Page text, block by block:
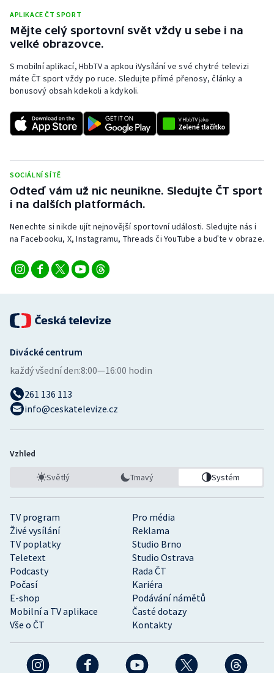
Rychlobruslení
Rychlostní kanoistika
Short track
Stolní tenis
Triatlon
Veslování
Vodní slalom
Ostatní
APLIKACE ČT SPORT
Mějte celý sportovní svět vždy u sebe i na
velké obrazovce.
S mobilní aplikací, HbbTV a apkou iVysílání ve své chytré televizi
máte ČT sport vždy po ruce. Sledujte přímé přenosy, články a
bonusový obsah kdekoli a kdykoli.
SOCIÁLNÍ SÍTĚ
Odteď vám už nic neunikne. Sledujte ČT sport
i na dalších platformách.
Nenechte si nikde ujít nejnovější sportovní události. Sledujte nás i
na Facebooku, X, Instagramu, Threads či YouTube a buďte v obraze.
TV program
Pro média
Živé vysílání
Reklama
TV poplatky
Studio Brno
Teletext
Studio Ostrava
Podcasty
Rada ČT
Počasí
Kariéra
E-shop
Podávání námětů
Mobilní a TV aplikace
Časté dotazy
Vše o ČT
Kontakty
Divácké centrum
každý všední den:8:00—16:00 hodin
261 136 113
info@ceskatelevize.cz
Vzhled
Světlý Tmavý Systém